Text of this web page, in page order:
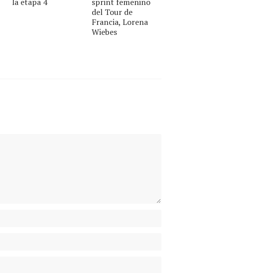
del Tour de
Francia, Lorena
Wiebes